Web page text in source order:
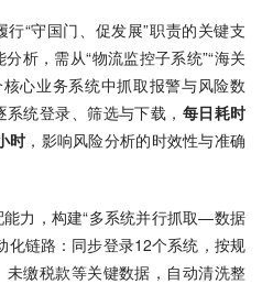
“守国门、促发展”职责的关键支
析，需从“物流监控子系统”“海关
心业务系统中抓取报警与风险数
统登录、筛选与下载， 每日耗时
时 ，影响风险分析的时效性与准确
力，构建“多系统并行抓取—数据
链路：同步登录12个系统，按规
缴税款等关键数据，自动清洗整